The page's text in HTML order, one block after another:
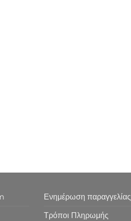
Ενημέρωση παραγγελίας
Τρόποι Πληρωμής